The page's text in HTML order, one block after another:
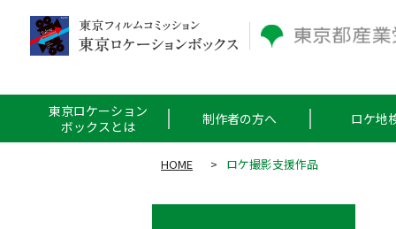
東京ロケーション
ボックスとは
制作者の方へ ロケ地
HOME > ロケ撮影支援作品